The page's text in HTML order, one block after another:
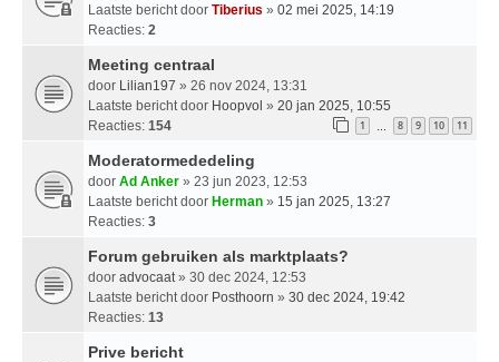
Laatste bericht door Tiberius » 02 mei 2025, 14:19
Reacties: 2
Meeting centraal
door Lilian197 » 26 nov 2024, 13:31
Laatste bericht door Hoopvol » 20 jan 2025, 10:55
Reacties: 154 1 … 8 9 10 11
Moderatormededeling
door Ad Anker » 23 jun 2023, 12:53
Laatste bericht door Herman » 15 jan 2025, 13:27
Reacties: 3
Forum gebruiken als marktplaats?
door advocaat » 30 dec 2024, 12:53
Laatste bericht door Posthoorn » 30 dec 2024, 19:42
Reacties: 13
Prive bericht